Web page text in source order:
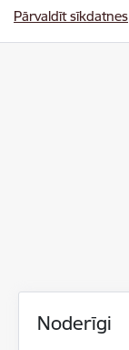
Pārvaldīt sīkdatnes
Noderīgi